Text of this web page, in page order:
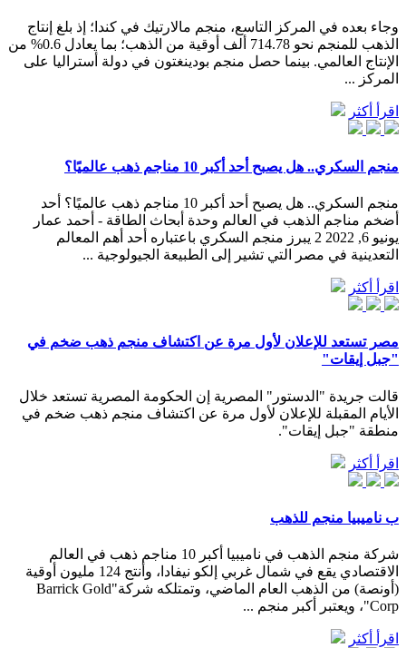
وجاء بعده في المركز التاسع، منجم مالارتيك في كندا؛ إذ بلغ إنتاج
الذهب للمنجم نحو 714.78 ألف أوقية من الذهب؛ بما يعادل 0.6% من
الإنتاج العالمي. بينما حصل منجم بودينغتون في دولة أستراليا على
المركز ...
اقرأ أكثر
منجم السكري.. هل يصبح أحد أكبر 10 مناجم ذهب عالميًا؟
منجم السكري.. هل يصبح أحد أكبر 10 مناجم ذهب عالميًا؟ أحد
أضخم مناجم الذهب في العالم وحدة أبحاث الطاقة - أحمد عمار
يونيو 6, 2022 2 يبرز منجم السكري باعتباره أحد أهم المعالم
التعدينية في مصر التي تشير إلى الطبيعة الجيولوجية ...
اقرأ أكثر
مصر تستعد للإعلان لأول مرة عن اكتشاف منجم ذهب ضخم في
"جبل إيقات"
قالت جريدة "الدستور" المصرية إن الحكومة المصرية تستعد خلال
الأيام المقبلة للإعلان لأول مرة عن اكتشاف منجم ذهب ضخم في
منطقة "جبل إيقات".
اقرأ أكثر
ب ناميبيا منجم للذهب
شركة منجم الذهب في ناميبيا أكبر 10 مناجم ذهب في العالم
الاقتصادي يقع في شمال غربي إلكو نيفادا، وأنتج 124 مليون أوقية
(أونصة) من الذهب العام الماضي، وتمتلكه شركة"Barrick Gold
Corp"، ويعتبر أكبر منجم ...
اقرأ أكثر